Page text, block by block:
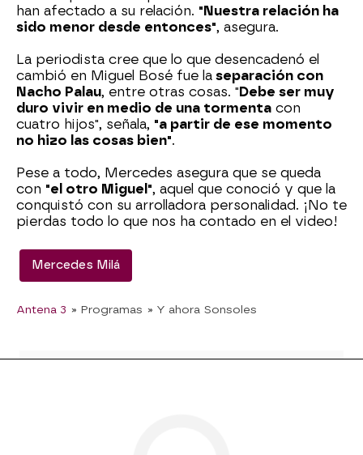
han afectado a su relación. "Nuestra relación ha
sido menor desde entonces", asegura.
La periodista cree que lo que desencadenó el
cambió en Miguel Bosé fue la separación con
Nacho Palau, entre otras cosas. " Debe ser muy
duro vivir en medio de una tormenta con
cuatro hijos", señala, "a partir de ese momento
no hizo las cosas bien".
Pese a todo, Mercedes asegura que se queda
con "el otro Miguel", aquel que conoció y que la
conquistó con su arrolladora personalidad. ¡No te
pierdas todo lo que nos ha contado en el video!
Mercedes Milá
Antena 3 » Programas » Y ahora Sonsoles